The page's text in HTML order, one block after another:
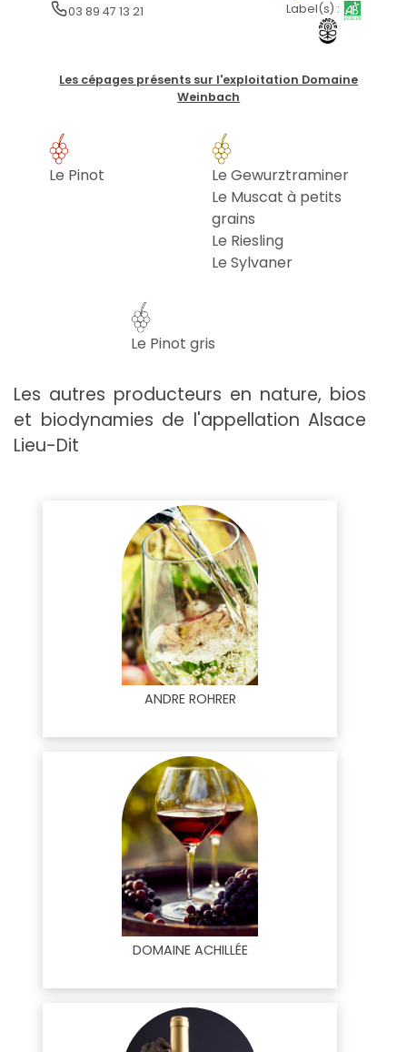
03 89 47 13 21
Label(s) :
Les cépages présents sur l'exploitation Domaine
Weinbach
Le Pinot
Le Gewurztraminer
Le Muscat à petits
grains
Le Riesling
Le Sylvaner
Le Pinot gris
Les autres producteurs en nature, bios
et biodynamies de l'appellation Alsace
Lieu-Dit
ANDRE ROHRER
DOMAINE ACHILLÉE